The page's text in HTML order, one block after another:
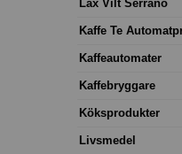
Lax Vilt Serrano
Kaffe Te
Kaffeautomater
Kaffebryggare
Köksprodukter
Livsmedel